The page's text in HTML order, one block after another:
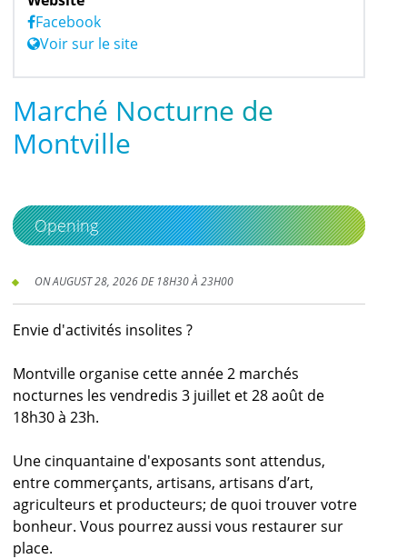
Marché Nocturne de
Montville
Opening
ON AUGUST 28, 2026 DE 18H30 À 23H00
Envie d'activités insolites ?
Montville organise cette année 2 marchés
nocturnes les vendredis 3 juillet et 28 août de
18h30 à 23h.
Une cinquantaine d'exposants sont attendus,
entre commerçants, artisans, artisans d’art,
agriculteurs et producteurs; de quoi trouver votre
bonheur. Vous pourrez aussi vous restaurer sur
place.
Facebook
Voir sur le site